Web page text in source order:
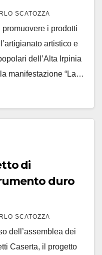
SCATOZZA
i prodotti
artistico e
dell’Alta Irpinia
manifestazione “La…
di
duro
SCATOZZA
dell’assemblea dei
Caserta, il progetto